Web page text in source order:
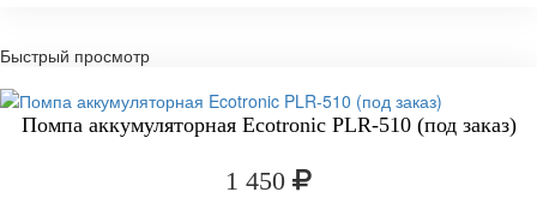
Быстрый просмотр
Помпа аккумуляторная Ecotronic PLR-510 (под заказ)
1 450